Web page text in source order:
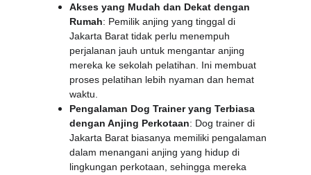
Akses yang Mudah dan Dekat dengan
Rumah: Pemilik anjing yang tinggal di
Jakarta Barat tidak perlu menempuh
perjalanan jauh untuk mengantar anjing
mereka ke sekolah pelatihan. Ini membuat
proses pelatihan lebih nyaman dan hemat
waktu.
Pengalaman Dog Trainer yang Terbiasa
dengan Anjing Perkotaan: Dog trainer di
Jakarta Barat biasanya memiliki pengalaman
dalam menangani anjing yang hidup di
lingkungan perkotaan, sehingga mereka